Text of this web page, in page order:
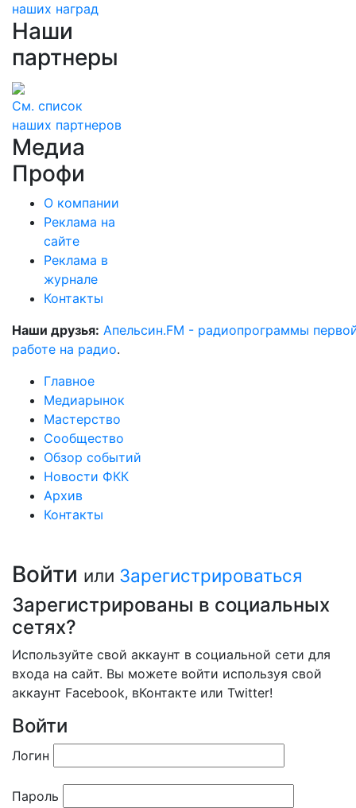
наших наград
Наши
партнеры
См. список
наших партнеров
Медиа
Профи
О компании
Реклама на
сайте
Реклама в
журнале
Контакты
Наши друзья: Апельсин.FM - радиопрограммы
работе на радио.
Главное
Медиарынок
Мастерство
Сообщество
Обзор событий
Новости ФКК
Архив
Контакты
Войти или Зарегистрироваться
Зарегистрированы в социальных
сетях?
Используйте свой аккаунт в социальной сети для
входа на сайт. Вы можете войти используя свой
аккаунт Facebook, вКонтакте или Twitter!
Войти
Логин
Пароль